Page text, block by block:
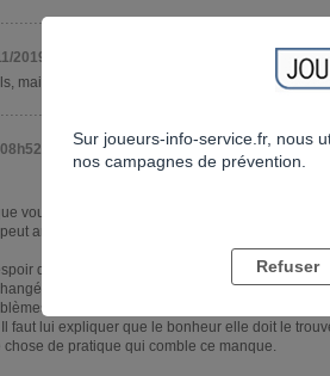
2019 à 19h43
mais je ne sais pas comment lui en parler ce
vous savez, ne la jugez pas, montrer que vous
anéantir vos vies a plus ou moins long terme
de votre mere. Vivre avec si peu donne
et tout avec.
mais ne change pas la face du monde;
faut lui expliquer que le bonheur elle doit le
de pratique qui comble ce manque.
Sur joueurs-info-service.fr, nous
nos campagnes de prévention.
Refuser